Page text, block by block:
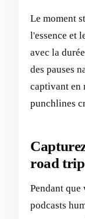
Le moment
l'essence et
avec la
des pauses
captivant en
punchlines
road
Pendant
podcasts